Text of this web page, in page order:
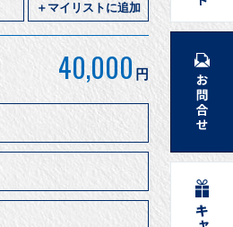
＋マイリストに追加
40,000 円